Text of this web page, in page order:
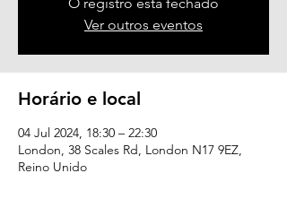
Ver outros eventos
Horário e local
04 Jul 2024, 18:30 – 22:30
London, 38 Scales Rd, London N17 9EZ,
Reino Unido